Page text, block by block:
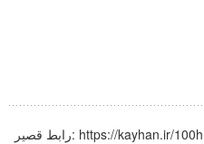
رابط قصير: https://kayhan.ir/